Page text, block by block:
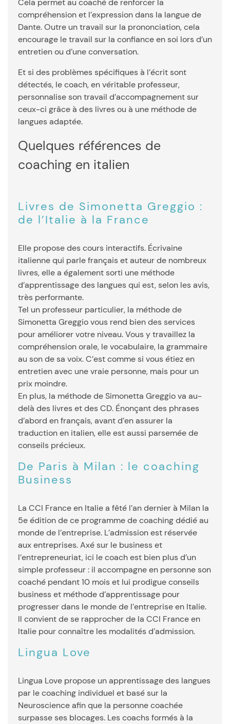
Cela permet au coaché de renforcer la
compréhension et l’expression dans la langue de
Dante. Outre un travail sur la prononciation, cela
encourage le travail sur la confiance en soi lors d’un
entretien ou d’une conversation.
Et si des problèmes spécifiques à l’écrit sont
détectés, le coach, en véritable professeur,
personnalise son travail d’accompagnement sur
ceux-ci grâce à des livres ou à une méthode de
langues adaptée.
Quelques références de
coaching en italien
Livres de Simonetta Greggio :
de l’Italie à la France
Elle propose des cours interactifs. Écrivaine
italienne qui parle français et auteur de nombreux
livres, elle a également sorti une méthode
d’apprentissage des langues qui est, selon les avis,
très performante.
Tel un professeur particulier, la méthode de
Simonetta Greggio vous rend bien des services
pour améliorer votre niveau. Vous y travaillez la
compréhension orale, le vocabulaire, la grammaire
au son de sa voix. C’est comme si vous étiez en
entretien avec une vraie personne, mais pour un
prix moindre.
En plus, la méthode de Simonetta Greggio va au-
delà des livres et des CD. Énonçant des phrases
d’abord en français, avant d’en assurer la
traduction en italien, elle est aussi parsemée de
conseils précieux.
De Paris à Milan : le coaching
Business
La CCI France en Italie a fêté l’an dernier à Milan la
5e édition de ce programme de coaching dédié au
monde de l’entreprise. L’admission est réservée
aux entreprises. Axé sur le business et
l’entrepreneuriat, ici le coach est bien plus d’un
simple professeur : il accompagne en personne son
coaché pendant 10 mois et lui prodigue conseils
business et méthode d’apprentissage pour
progresser dans le monde de l’entreprise en Italie.
Il convient de se rapprocher de la CCI France en
Italie pour connaître les modalités d’admission.
Lingua Love
Lingua Love propose un apprentissage des langues
par le coaching individuel et basé sur la
Neuroscience afin que la personne coachée
surpasse ses blocages. Les coachs formés à la